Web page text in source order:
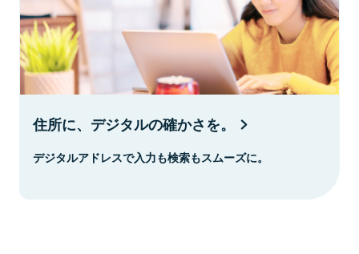
住所に、デジタルの確かさを。
デジタルアドレスで入力も検索もスムーズに。